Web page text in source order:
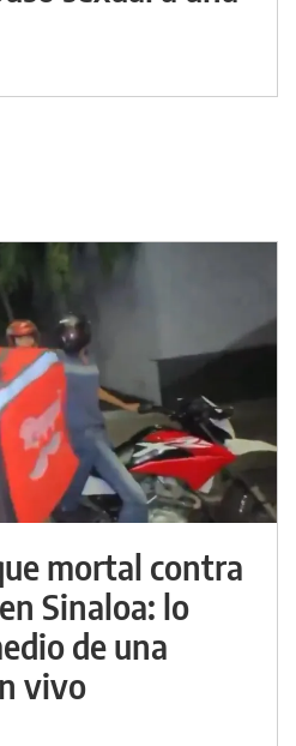
mortal contra
Sinaloa: lo
de una
vivo